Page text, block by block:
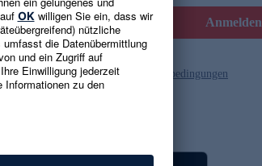
eingeben Anmelden
und die Gutscheinbedingungen